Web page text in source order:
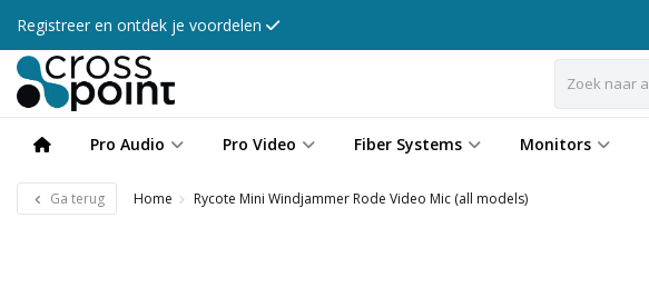
Registreer en ontdek je voordelen
Pro Audio Pro Video Fiber Systems Monitors
Ga terug Home Rycote Mini Windjammer Rode Video Mic (all models)